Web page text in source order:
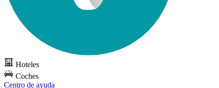
Hoteles
Coches
Centro de ayuda